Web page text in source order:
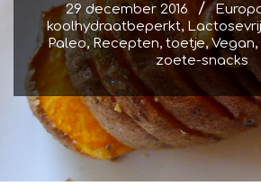
29 december 2016
koolhydraatbeperkt, Lactosevrij
Paleo,Recepten, toetje,Vegan,
zoete-snacks